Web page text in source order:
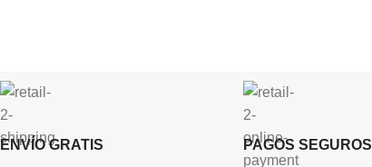
ENVÍO GRATIS PAGOS SEGUROS